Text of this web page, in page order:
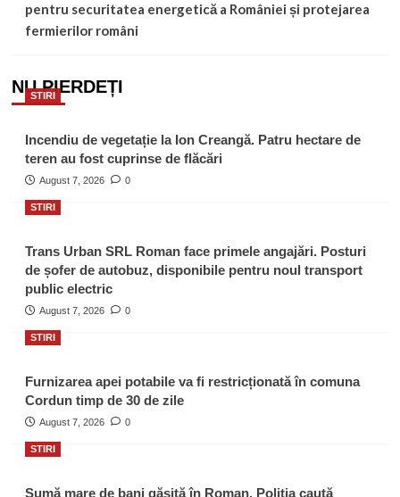
pentru securitatea energetică a României și protejarea
fermierilor români
NU PIERDEȚI
STIRI
Incendiu de vegetație la Ion Creangă. Patru hectare de
teren au fost cuprinse de flăcări
August 7, 2026 0
STIRI
Trans Urban SRL Roman face primele angajări. Posturi
de șofer de autobuz, disponibile pentru noul transport
public electric
August 7, 2026 0
STIRI
Furnizarea apei potabile va fi restricționată în comuna
Cordun timp de 30 de zile
August 7, 2026 0
STIRI
Sumă mare de bani găsită în Roman. Poliția caută